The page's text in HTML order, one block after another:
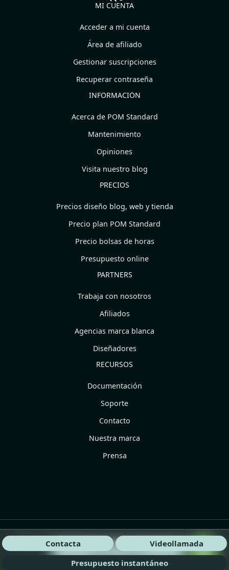
MI CUENTA
Acceder a mi cuenta
Área de afiliado
Gestionar suscripciones
Recuperar contraseña
INFORMACIÓN
Acerca de POM Standard
Mantenimiento
Opiniones
Visita nuestro blog
PRECIOS
Precios diseño blog, web y tienda
Precio plan POM Standard
Precio bolsas de horas
Presupuesto online
PARTNERS
Trabaja con nosotros
Afiliados
Agencias marca blanca
Diseñadores
RECURSOS
Documentación
Soporte
Contacto
Nuestra marca
Prensa
©2025 POM Standard.
Cookies, Condiciones generales,
Política de privacidad y Legal
Presupuesto instantáneo
Contacta Videollamada
¡Habla con nosotros!